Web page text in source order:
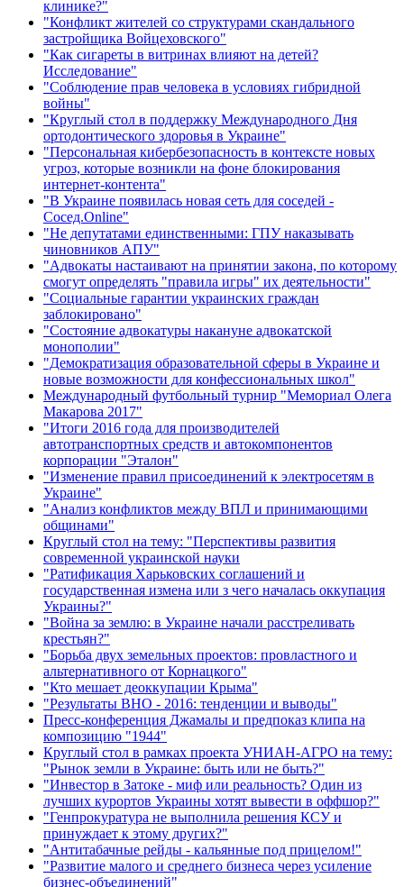
клинике?"
"Конфликт жителей со структурами скандального
застройщика Войцеховского"
"Как сигареты в витринах влияют на детей?
Исследование"
"Соблюдение прав человека в условиях гибридной
войны"
"Круглый стол в поддержку Международного Дня
ортодонтического здоровья в Украине"
"Персональная кибербезопасность в контексте новых
угроз, которые возникли на фоне блокирования
интернет-контента"
"В Украине появилась новая сеть для соседей -
Сосед.Online"
"Не депутатами единственными: ГПУ наказывать
чиновников АПУ"
"Адвокаты настаивают на принятии закона, по которому
смогут определять "правила игры" их деятельности"
"Социальные гарантии украинских граждан
заблокировано"
"Состояние адвокатуры накануне адвокатской
монополии"
"Демократизация образовательной сферы в Украине и
новые возможности для конфессиональных школ"
Международный футбольный турнир "Мемориал Олега
Макарова 2017"
"Итоги 2016 года для производителей
автотранспортных средств и автокомпонентов
корпорации "Эталон"
"Изменение правил присоединений к электросетям в
Украине"
"Анализ конфликтов между ВПЛ и принимающими
общинами"
Круглый стол на тему: "Перспективы развития
современной украинской науки
"Ратификация Харьковских соглашений и
государственная измена или з чего началась оккупация
Украины?"
"Война за землю: в Украине начали расстреливать
крестьян?"
"Борьба двух земельных проектов: провластного и
альтернативного от Корнацкого"
"Кто мешает деоккупации Крыма"
"Результаты ВНО - 2016: тенденции и выводы"
Пресс-конференция Джамалы и предпоказ клипа на
композицию "1944"
Круглый стол в рамках проекта УНИАН-АГРО на тему:
"Рынок земли в Украине: быть или не быть?"
"Инвестор в Затоке - миф или реальность? Один из
лучших курортов Украины хотят вывести в оффшор?"
"Генпрокуратура не выполнила решения КСУ и
принуждает к этому других?"
"Антитабачные рейды - кальянные под прицелом!"
"Развитие малого и среднего бизнеса через усиление
бизнес-объединений"